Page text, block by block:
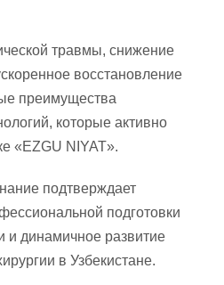
травмы, снижение
восстановление
преимущества
которые активно
«EZGU NIYAT».
подтверждает
подготовки
и динамичное развитие
в Узбекистане.